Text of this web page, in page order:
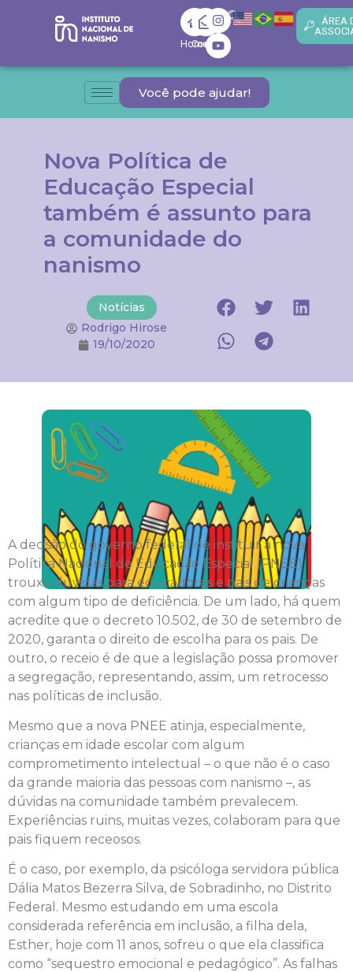
Home
Contato
ÁREA
Você pode ajudar!
Nova Política de
Educação Especial
também é assunto para
a comunidade do
nanismo
Notícias
Rodrigo Hirose
19/10/2020
A decisão do governo federal de instituir a nova
Política Nacional de Educação Especial (PNEE)
trouxe dúvidas para educadores e pais de crianças
com algum tipo de deficiência. De um lado, há quem
acredite que o decreto 10.502, de 30 de setembro de
2020, garanta o direito de escolha para os pais. De
outro, o receio é de que a legislação possa promover
a segregação, representando, assim, um retrocesso
nas políticas de inclusão.
Mesmo que a nova PNEE atinja, especialmente,
crianças em idade escolar com algum
comprometimento intelectual – o que não é o caso
da grande maioria das pessoas com nanismo –, as
dúvidas na comunidade também prevalecem.
Experiências ruins, muitas vezes, colaboram para que
pais fiquem receosos.
É o caso, por exemplo, da psicóloga servidora pública
Dália Matos Bezerra Silva, de Sobradinho, no Distrito
Federal. Mesmo estudando em uma escola
considerada referência em inclusão, a filha dela,
Esther, hoje com 11 anos, sofreu o que ela classifica
como “sequestro emocional e pedagógico”. As falhas